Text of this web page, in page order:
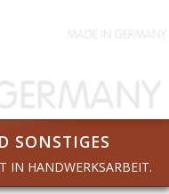
SONSTIGES
IN HANDWERKSARBEIT.